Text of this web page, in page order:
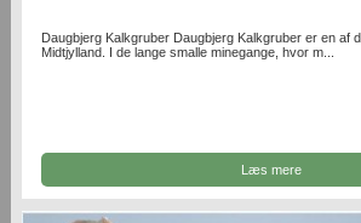
Daugbjerg Kalkgruber Daugbjerg Kalkgruber er en af
Midtjylland. I de lange smalle minegange, hvor m...
Læs mere